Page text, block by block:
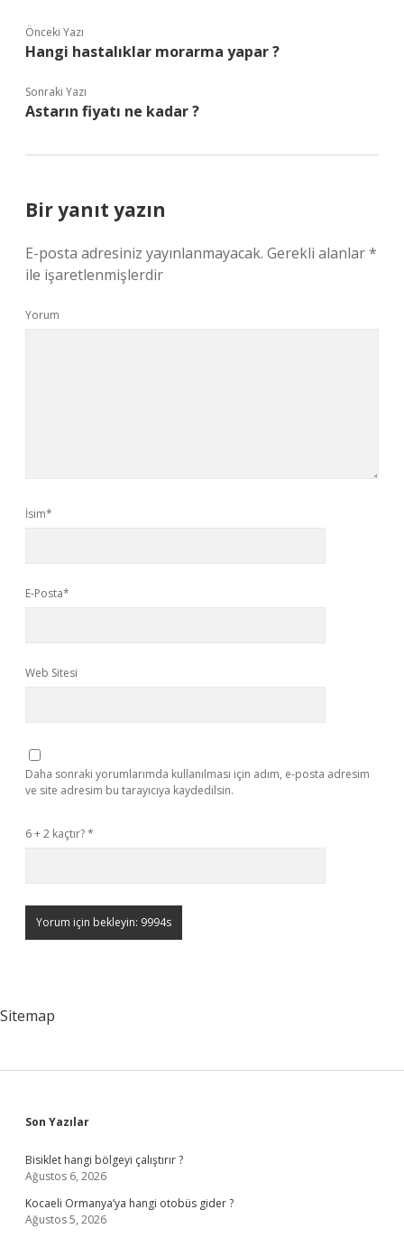
Önceki Yazı
Hangi hastalıklar morarma yapar ?
Sonraki Yazı
Astarın fiyatı ne kadar ?
Bir yanıt yazın
E-posta adresiniz yayınlanmayacak. Gerekli alanlar*
ile işaretlenmişlerdir
Yorum
İsim*
E-Posta*
Web Sitesi
Daha sonraki yorumlarımda kullanılması için adım, e-posta adresim
ve site adresim bu tarayıcıya kaydedilsin.
6 + 2 kaçtır?*
Sitemap
Sidebar
Son Yazılar
Bisiklet hangi bölgeyi çalıştırır ?
Ağustos 6, 2026
Kocaeli Ormanya’ya hangi otobüs gider ?
Ağustos 5, 2026